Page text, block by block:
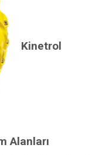
Kinetrol
Alanları